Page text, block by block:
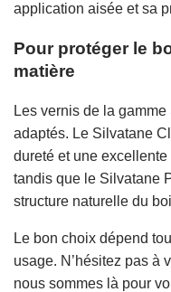
application aisée et sa
Pour protéger le
matière
Les vernis de la gamme
adaptés. Le Silvatane
dureté et une excellente
tandis que le Silvatane
structure naturelle du
Le bon choix dépend
usage. N’hésitez pas
nous sommes là pour